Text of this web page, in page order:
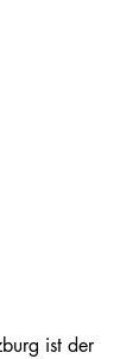
ist der